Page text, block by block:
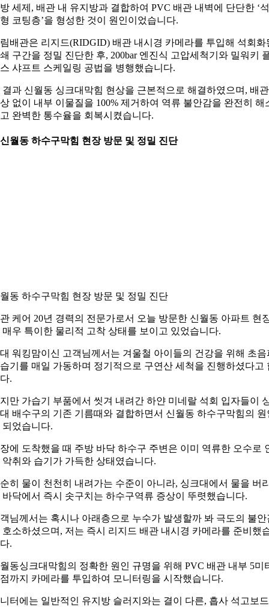
세제, 배관 내 유지방과 결합하여 PVC 배관 내벽에 단단한 ‘석
코팅층’을 형성한 것이 원인이었습니다.
배관은 리지드(RIDGID) 배관 내시경 카메라를 투입해 석회화
구간을 정밀 진단한 후, 200bar 엔진식 고압세척기와 밀워키
샤프트 스케일링 공법을 병행했습니다.
결과 신월동 싱크대막힘 현상을 근본적으로 해결하였으며, 배관
없이 내부 이물질을 100% 제거하여 역류 불안감을 완전히 해
완벽한 통수율을 회복시켰습니다.
월동 하수구막힘 현장 방문 및 정밀 진단
동 하수구막힘 현장 방문 및 정밀 진단
케어 20년 경력의 전문가로서 오늘 방문한 신월동 아파트 현
매우 특이한 물리적 고착 상태를 보이고 있었습니다.
워킹맘이신 고객님께서는 겨울철 아이들의 건강을 위해 초음
기를 매일 가동하며 정기적으로 구연산 세척을 진행하셨다고
.
만 가습기 부품에서 씻겨 내려간 하얀 미네랄 석회 입자들이
배수구의 기존 기름때와 결합하면서 신월동 하수구막힘의 원
되었습니다.
에 도착했을 때 주방 바닥 하수구 주변은 이미 역류한 오수로
악취와 습기가 가득한 상태였습니다.
히 물이 천천히 내려가는 수준이 아니라, 싱크대에서 물을 버
바닥에서 즉시 솟구치는 하수구역류 증상이 뚜렷했습니다.
님께서는 혹시나 아래층으로 누수가 발생할까 봐 극도의 불안
호소하셨으며, 저는 즉시 리지드 배관 내시경 카메라를 준비했
.
동싱크대막힘의 정확한 원인 규명을 위해 PVC 배관 내부 5미
까지 카메라를 투입하여 모니터링을 시작했습니다.
터에는 일반적인 유지방 슬러지와는 결이 다른, 흡사 석고보